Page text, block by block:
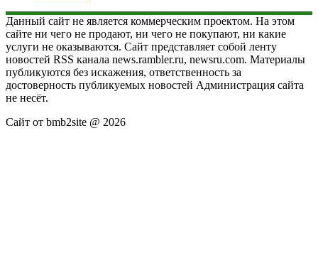
Данный сайт не является коммерческим проектом. На этом
сайте ни чего не продают, ни чего не покупают, ни какие
услуги не оказываются. Сайт представляет собой ленту
новостей RSS канала news.rambler.ru, newsru.com. Материалы
публикуются без искажения, ответственность за
достоверность публикуемых новостей Администрация сайта
не несёт.
Сайт от bmb2site @ 2026